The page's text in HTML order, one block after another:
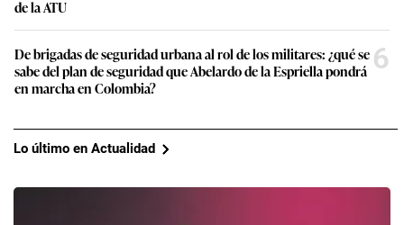
de la ATU
De brigadas de seguridad urbana al rol de los militares: ¿qué se
sabe del plan de seguridad que Abelardo de la Espriella pondrá
en marcha en Colombia?
6
Lo último en Actualidad